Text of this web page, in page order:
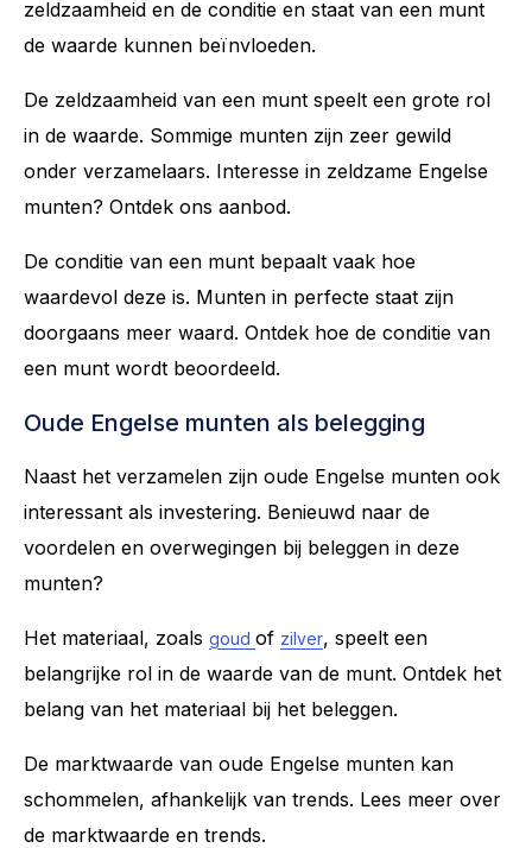
zeldzaamheid en de conditie en staat van een munt
de waarde kunnen beïnvloeden.
De zeldzaamheid van een munt speelt een grote rol
in de waarde. Sommige munten zijn zeer gewild
onder verzamelaars. Interesse in zeldzame Engelse
munten? Ontdek ons aanbod.
De conditie van een munt bepaalt vaak hoe
waardevol deze is. Munten in perfecte staat zijn
doorgaans meer waard. Ontdek hoe de conditie van
een munt wordt beoordeeld.
Oude Engelse munten als belegging
Naast het verzamelen zijn oude Engelse munten ook
interessant als investering. Benieuwd naar de
voordelen en overwegingen bij beleggen in deze
munten?
Het materiaal, zoals goud of zilver, speelt een
belangrijke rol in de waarde van de munt. Ontdek het
belang van het materiaal bij het beleggen.
De marktwaarde van oude Engelse munten kan
schommelen, afhankelijk van trends. Lees meer over
de marktwaarde en trends.